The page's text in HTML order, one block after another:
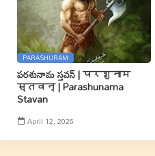
PARASHURAM
పరశునామ స్తవన్ | परशुनाम
स्तवन् | Parashunama
Stavan
April 12, 2026